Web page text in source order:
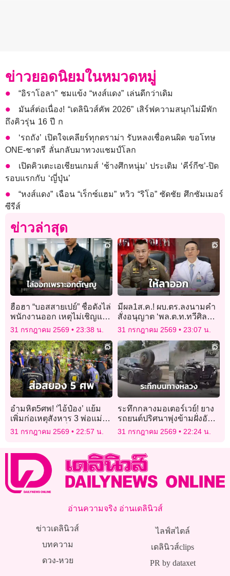
ข่าวยอดนิยมในหมวดหมู่
“อิราโอลา” ชมแข้ง “หงส์แดง” เล่นดีกว่าเดิม
มันส์ต่อเนื่อง! “เดลินิวส์คัพ 2026” เสิร์ฟความสนุกไม่มีพัก
ถึงคิวรุ่น 16 ปี ก
‘รถถัง’ เปิดใจเคลียร์ทุกดราม่า รับหลงเชื่อคนผิด ขอโทษ
ONE-ชาตรี ลั่นกลับมาทวงแชมป์โลก
เปิดคิวเตะเอเชียนเกมส์ ‘ช้างศึกหนุ่ม’ ประเดิม ‘คีร์กีซ’-ปิด
รอบแรกกับ ‘ญี่ปุ่น’
“หงส์แดง” เฉือน “เร็กซ์แฮม” หวิว “ริโอ” ซัดชัย ศึกซัมเมอร์
ซีรีส์
ข่าวล่าสุด
ฮือฮา “บอสสายเปย์” ชื่อดังไล่
พนักงานออก เหตุไม่เชิญแม่
มางานแต่งเพราะอายหน้าตา
31 กรกฎาคม 2569 23:38 น.
มีผล1ส.ค.! ผบ.ตร.ลงนามคำ
สั่งอนุญาต ‘พล.ต.ท.ทวีศิลป์’
ลาออกจากราชการ
31 กรกฎาคม 2569 23:07 น.
อำมหิต5ศพ! ‘ไอ้ป๋อง’ แย้ม
เพิ่มก่อเหตุสังหาร 3 พ่อแม่ลูก
ฝังอำพรางใกล้พี่น้องรัสเซีย
31 กรกฎาคม 2569 22:57 น.
ระทึกกลางมอเตอร์เวย์! ยาง
รถยนต์ปริศนาพุ่งข้ามฝั่งอัด
กระจกหน้ารถเอสยูวีพังยับ
31 กรกฎาคม 2569 22:24 น.
อ่านความจริง อ่านเดลินิวส์
ข่าวเดลินิวส์
บทความ
ดวง-หวย
ไลฟ์สไตล์
เดลินิวส์clips
PR by dataxet